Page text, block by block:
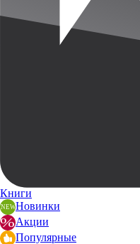
Книги
Новинки
Акции
Популярные